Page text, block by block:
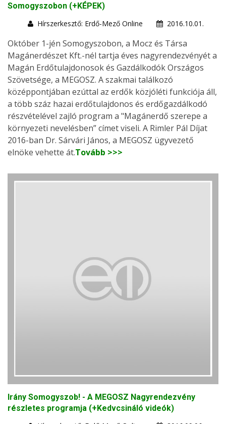
Somogyszobon (+KÉPEK)
Hírszerkesztő: Erdő-Mező Online
2016.10.01.
Október 1-jén Somogyszobon, a Mocz és Társa
Magánerdészet Kft.-nél tartja éves nagyrendezvényét a
Magán Erdőtulajdonosok és Gazdálkodók Országos
Szövetsége, a MEGOSZ. A szakmai találkozó
középpontjában ezúttal az erdők közjóléti funkciója áll,
a több száz hazai erdőtulajdonos és erdőgazdálkodó
részvételével zajló program a "Magánerdő szerepe a
környezeti nevelésben” címet viseli. A Rimler Pál Díjat
2016-ban Dr. Sárvári János, a MEGOSZ ügyvezető
elnöke vehette át.Tovább >>>
Irány Somogyszob! - A MEGOSZ Nagyrendezvény
részletes programja (+Kedvcsináló videók)